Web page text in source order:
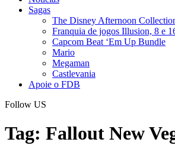
Sagas
The Disney Afternoon
Franquia de jogos Illusion, 8 e
Capcom Beat ‘Em Up Bundle
Mario
Megaman
Castlevania
Apoie o FDB
Follow US
Tag: Fallout New